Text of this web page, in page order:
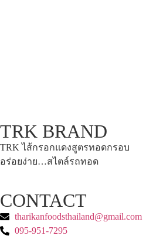
TRK BRAND
TRK ไส้กรอกแดงสูตรทอดกรอบ
อร่อยง่าย…สไตล์รถทอด
CONTACT
tharikanfoodsthailand@gmail.com
095-951-7295